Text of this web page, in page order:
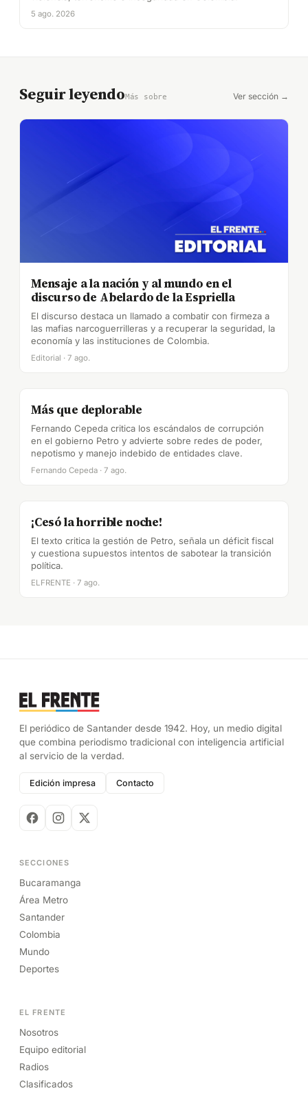
5 ago. 2026
Seguir leyendoMás sobre Ver sección →
Mensaje a la nación y al mundo en el
discurso de Abelardo de la Espriella
El discurso destaca un llamado a combatir con firmeza a
las mafias narcoguerrilleras y a recuperar la seguridad, la
economía y las instituciones de Colombia.
Editorial · 7 ago.
Más que deplorable
Fernando Cepeda critica los escándalos de corrupción
en el gobierno Petro y advierte sobre redes de poder,
nepotismo y manejo indebido de entidades clave.
Fernando Cepeda · 7 ago.
¡Cesó la horrible noche!
El texto critica la gestión de Petro, señala un déficit fiscal
y cuestiona supuestos intentos de sabotear la transición
política.
ELFRENTE · 7 ago.
El periódico de Santander desde 1942. Hoy, un medio digital
que combina periodismo tradicional con inteligencia artificial
al servicio de la verdad.
Edición impresa Contacto
SECCIONES
Bucaramanga
Área Metro
Santander
Colombia
Mundo
Deportes
EL FRENTE
Nosotros
Equipo editorial
Radios
Clasificados